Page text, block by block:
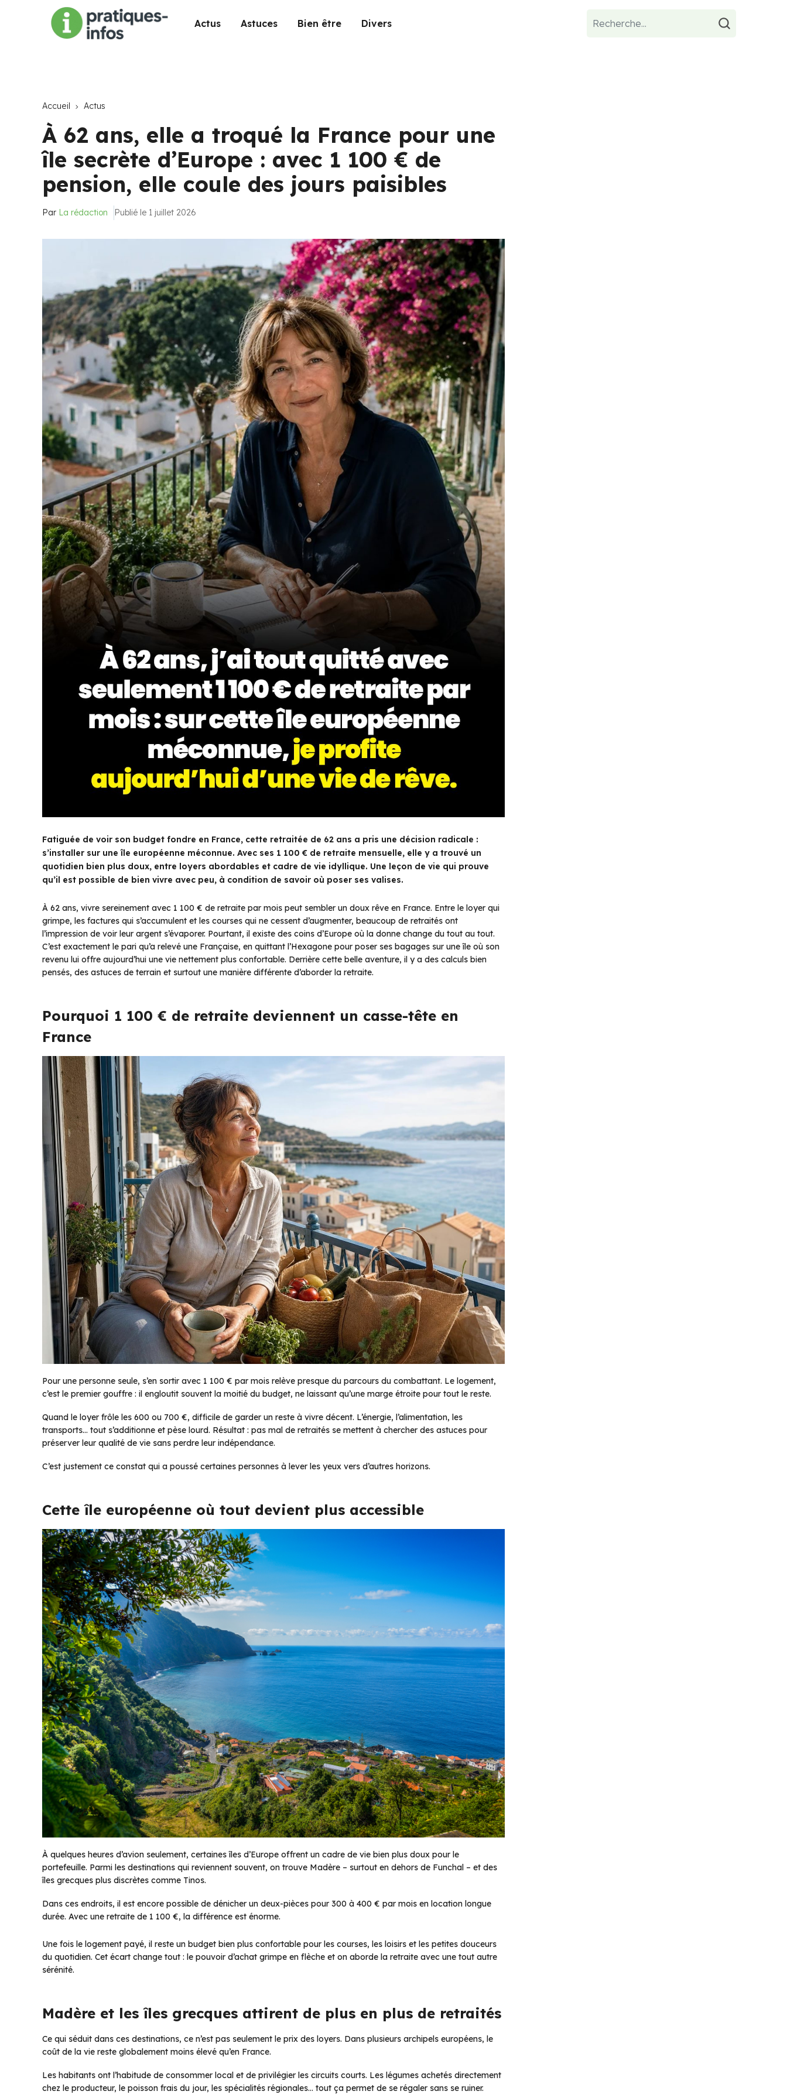
Actus Astuces Bien être Divers
Accueil Actus
À 62 ans, elle a troqué la France pour une
île secrète d’Europe : avec 1 100 € de
pension, elle coule des jours paisibles
Par La rédaction Publié le 1 juillet 2026
Fatiguée de voir son budget fondre en France, cette retraitée de 62 ans a pris une décision radicale :
s’installer sur une île européenne méconnue. Avec ses 1 100 € de retraite mensuelle, elle y a trouvé un
quotidien bien plus doux, entre loyers abordables et cadre de vie idyllique. Une leçon de vie qui prouve
qu’il est possible de bien vivre avec peu, à condition de savoir où poser ses valises.
À 62 ans, vivre sereinement avec 1 100 € de retraite par mois peut sembler un doux rêve en France. Entre le loyer qui
grimpe, les factures qui s’accumulent et les courses qui ne cessent d’augmenter, beaucoup de retraités ont
l’impression de voir leur argent s’évaporer. Pourtant, il existe des coins d’Europe où la donne change du tout au tout.
C’est exactement le pari qu’a relevé une Française, en quittant l’Hexagone pour poser ses bagages sur une île où son
revenu lui offre aujourd’hui une vie nettement plus confortable. Derrière cette belle aventure, il y a des calculs bien
pensés, des astuces de terrain et surtout une manière différente d’aborder la retraite.
Pourquoi 1 100 € de retraite deviennent un casse-tête en
France
Pour une personne seule, s’en sortir avec 1 100 € par mois relève presque du parcours du combattant. Le logement,
c’est le premier gouffre : il engloutit souvent la moitié du budget, ne laissant qu’une marge étroite pour tout le reste.
Quand le loyer frôle les 600 ou 700 €, difficile de garder un reste à vivre décent. L’énergie, l’alimentation, les
transports… tout s’additionne et pèse lourd. Résultat : pas mal de retraités se mettent à chercher des astuces pour
préserver leur qualité de vie sans perdre leur indépendance.
C’est justement ce constat qui a poussé certaines personnes à lever les yeux vers d’autres horizons.
Cette île européenne où tout devient plus accessible
À quelques heures d’avion seulement, certaines îles d’Europe offrent un cadre de vie bien plus doux pour le
portefeuille. Parmi les destinations qui reviennent souvent, on trouve Madère – surtout en dehors de Funchal – et des
îles grecques plus discrètes comme Tinos.
Dans ces endroits, il est encore possible de dénicher un deux-pièces pour 300 à 400 € par mois en location longue
durée. Avec une retraite de 1 100 €, la différence est énorme.
Une fois le logement payé, il reste un budget bien plus confortable pour les courses, les loisirs et les petites douceurs
du quotidien. Cet écart change tout : le pouvoir d’achat grimpe en flèche et on aborde la retraite avec une tout autre
sérénité.
Madère et les îles grecques attirent de plus en plus de retraités
Ce qui séduit dans ces destinations, ce n’est pas seulement le prix des loyers. Dans plusieurs archipels européens, le
coût de la vie reste globalement moins élevé qu’en France.
Les habitants ont l’habitude de consommer local et de privilégier les circuits courts. Les légumes achetés directement
chez le producteur, le poisson frais du jour, les spécialités régionales… tout ça permet de se régaler sans se ruiner.